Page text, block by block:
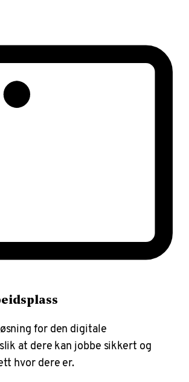
for den digitale
at dere kan jobbe sikkert og
hvor dere er.